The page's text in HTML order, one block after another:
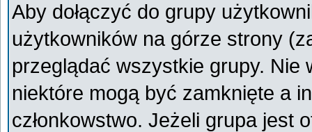
Aby dołączyć do grupy
użytkowników na górze strony
przeglądać wszystkie grupy.
niektóre mogą być zamknięte a
członkowstwo. Jeżeli grupa jest